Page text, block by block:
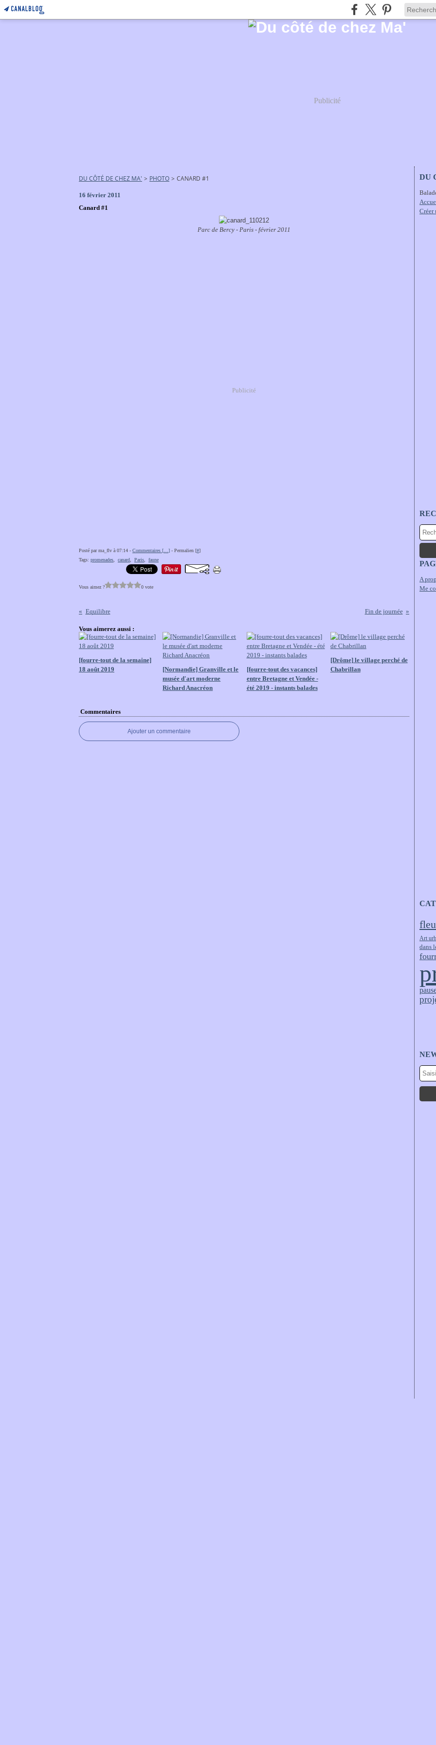
Publicité
DU CÔTÉ DE CHEZ MA' > PHOTO > CANARD #1
16 février 2011
Canard #1
Parc de Bercy - Paris - février 2011
Publicité
Posté par ma_flv à 07:14 - Commentaires [ ] - Permalien [#]
Tags: promenades canard Paris faune
Vous aimez ? 0 vote
Equilibre Fin de journée
Vous aimerez aussi :
[fourre-tout de la semaine]
18 août 2019
[Normandie] Granville et le
musée d'art moderne
Richard Anacréon
[fourre-tout des vacances]
entre Bretagne et Vendée -
été 2019 - instants balades
[Drôme] le village perché de
Chabrillan
Commentaires
Ajouter un commentaire
DU
Créer
A
Me
Art
dans